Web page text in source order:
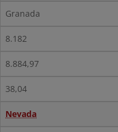
Granada
8.182
8.884,97
38,04
Nevada